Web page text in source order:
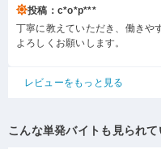
投稿：c*o*p***
丁寧に教えていただき、働きや
よろしくお願いします。
レビューをもっと見る
こんな単発バイトも見られて